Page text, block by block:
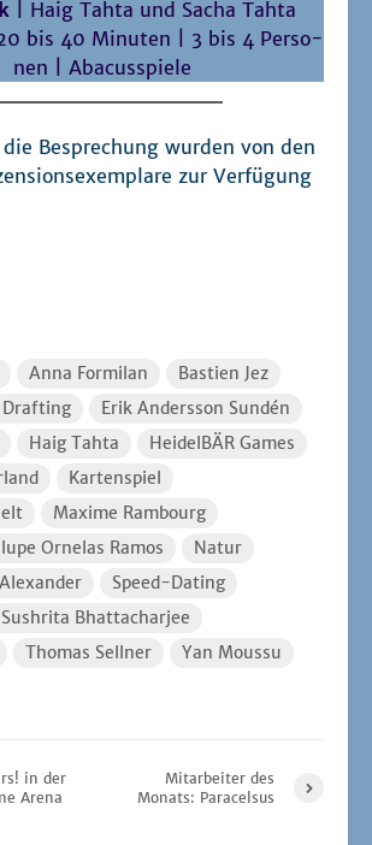
Anna Formilan
Bastien Jez
Drafting
Erik Andersson Sundén
Haig Tahta
HeidelBÄR Games
Kartenspiel
Maxime Rambourg
Ornelas Ramos
in der
Mitarbeiter des
hinzufügen